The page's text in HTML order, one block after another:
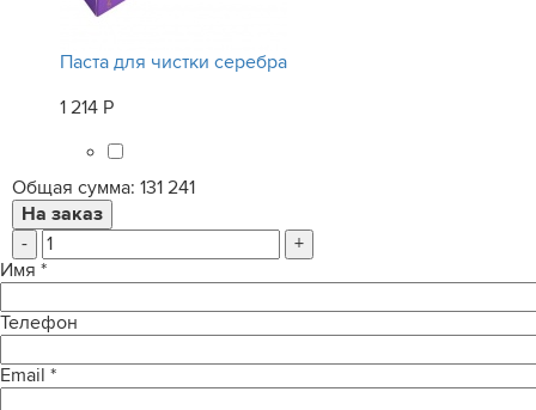
Паста для чистки серебра
1 214 Р
Общая сумма: 131 241
-
+
Имя *
Телефон
Email *